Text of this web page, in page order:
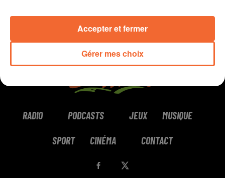
RADIO PODCASTS JEUX MUSIQUE
SPORT CINÉMA CONTACT
Gérer mes choix
Accepter et fermer